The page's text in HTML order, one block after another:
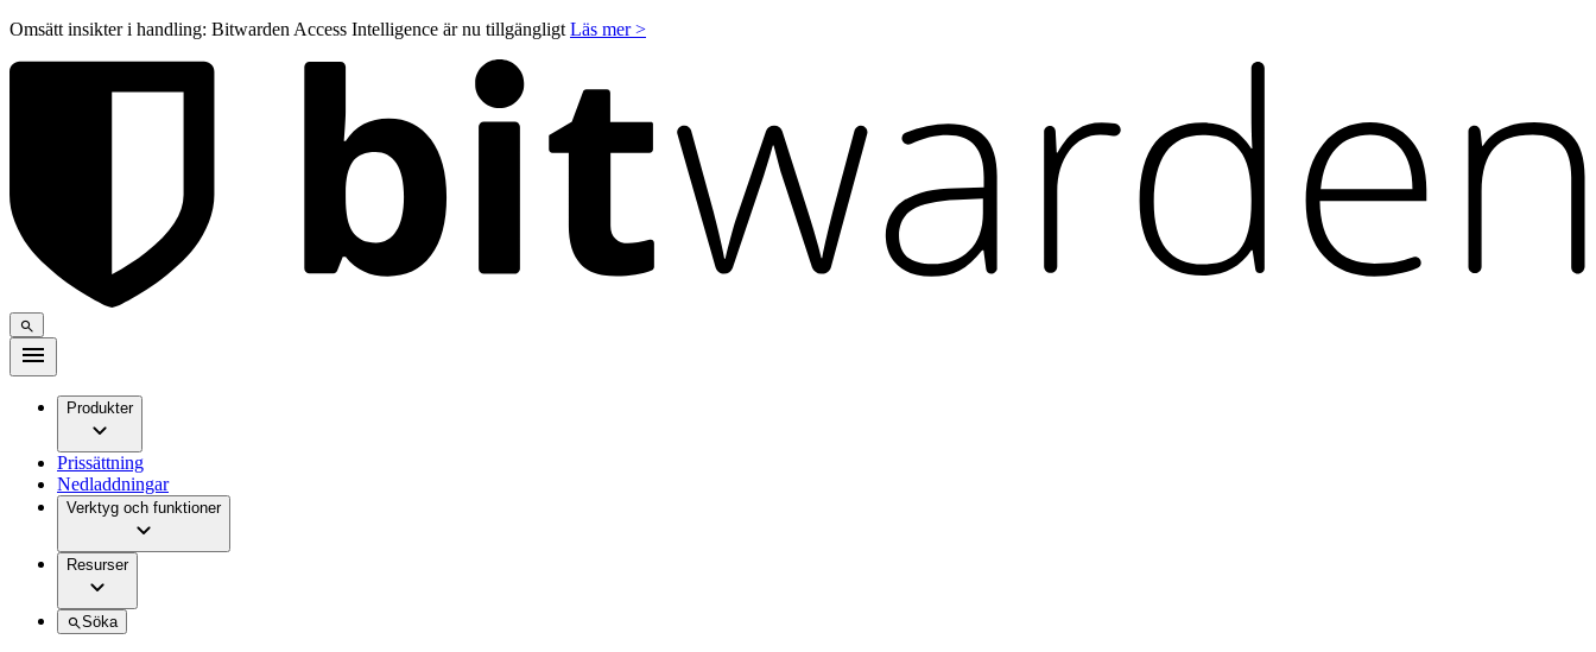
Omsätt insikter i handling: Bitwarden Access Intelligence är nu tillgängligt Läs mer >
Produkter
Prissättning
Nedladdningar
Verktyg och funktioner
Resurser
Söka